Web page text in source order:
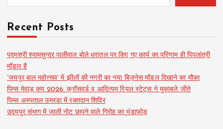
Recent Posts
पद्मश्री श्यामसुन्दर पालीवाल बोले धरातल पर किए गए कार्य का परिणाम ही पिपलांत्री
मॉडल है
‘जयपुर बाल महोत्सव’ में झीलों की नगरी का नया बिज़नेस मॉडल दिखाने का मौका
पिम्स मेवाड़ कप 2026: क्रॉसवर्ड व आदित्यम रियल स्टेट्स ने मुकाबले जीते
पिम्स अस्पताल उमरडा में रक्तदान शिविर
उदयपुर संभाग में जाली नोट छापने वाले गिरोह का भंडाफोड़